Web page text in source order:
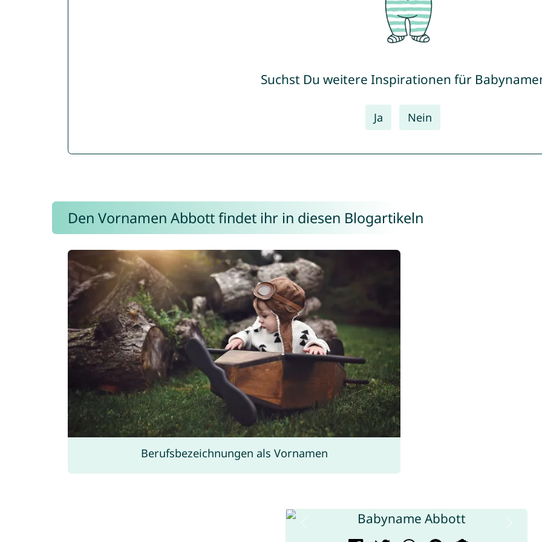
Suchst Du weitere Inspirationen für
Ja Nein
Den Vornamen Abbott findet ihr in diesen Blogartikeln
Berufsbezeichnungen als Vornamen